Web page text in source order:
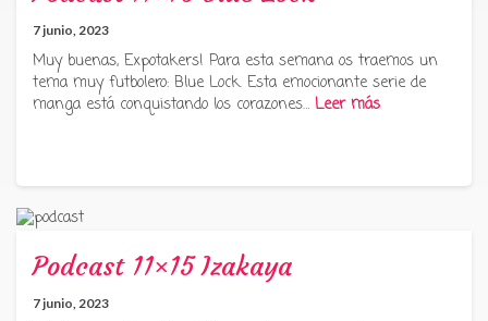
7 junio, 2023
Muy buenas, Expotakers! Para esta semana os traemos un
tema muy futbolero: Blue Lock. Esta emocionante serie de
manga está conquistando los corazones… Leer más
Podcast 11×15 Izakaya
7 junio, 2023